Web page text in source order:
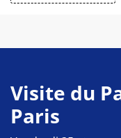
Visite du
Paris